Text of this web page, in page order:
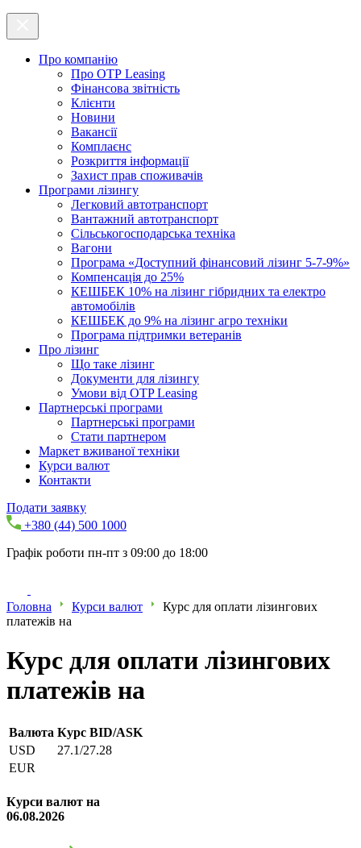
Про компанію
Про ОТР Leasing
Фінансова звітність
Клієнти
Новини
Вакансії
Комплаєнс
Розкриття інформації
Захист прав споживачів
Програми лізингу
Легковий автотранспорт
Вантажний автотранспорт
Cільськогосподарська техніка
Вагони
Програма «Доступний фінансовий лізинг 5-7-9%»
Компенсація до 25%
КЕШБЕК 10% на лізинг гібридних та електро
автомобілів
КЕШБЕК до 9% на лізинг агро техніки
Програма підтримки ветеранів
Про лізинг
Що таке лізинг
Документи для лізингу
Умови від OTP Leasing
Партнерські програми
Партнерські програми
Стати партнером
Маркет вживаної техніки
Курси валют
Контакти
Подати заявку
+380 (44) 500 1000
Графік роботи пн-пт з 09:00 до 18:00
Головна Курси валют
Курс для оплати лізингових
платежів на
Курс для оплати лізингових
платежів на
Валюта Курс BID/ASK
USD
27.1/27.28
EUR
Курси валют на
06.08.2026